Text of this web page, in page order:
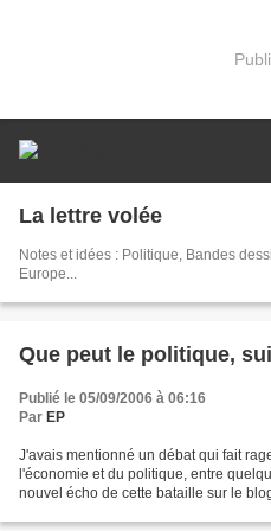
La lettre volée
Notes et idées : Politique, Bandes
Europe...
Que peut le politique,
Publié le 05/09/2006 à 06:16
Par EP
J'avais mentionné un débat qui fait
l'économie et du politique, entre
nouvel écho de cette bataille sur le